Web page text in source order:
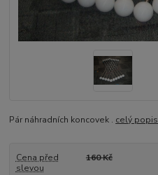
Pár náhradních koncovek . celý popis
Cena před
slevou
160 Kč